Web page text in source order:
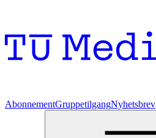
AbonnementGruppetilgangNyhetsbrev